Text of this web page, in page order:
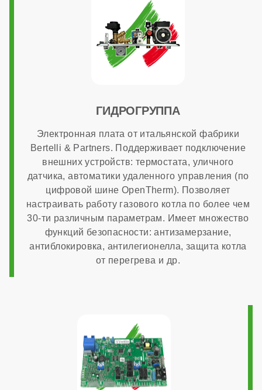
Напряжение электропитания
есть
Программирование ГВС
нет
ОБЩАЯ ИНФОРМАЦИЯ
Модуляция мощности
ГИДРОГРУППА
Электронная плата от итальянской фабрики
Bertelli & Partners. Поддерживает подключение
внешних устройств: термостата, уличного
датчика, автоматики удаленного управления (по
цифровой шине OpenTherm). Позволяет
настраивать работу газового котла по более чем
30-ти различным параметрам. Имеет множество
функций безопасности: антизамерзание,
антиблокировка, антилегионелла, защита котла
от перегрева и др.